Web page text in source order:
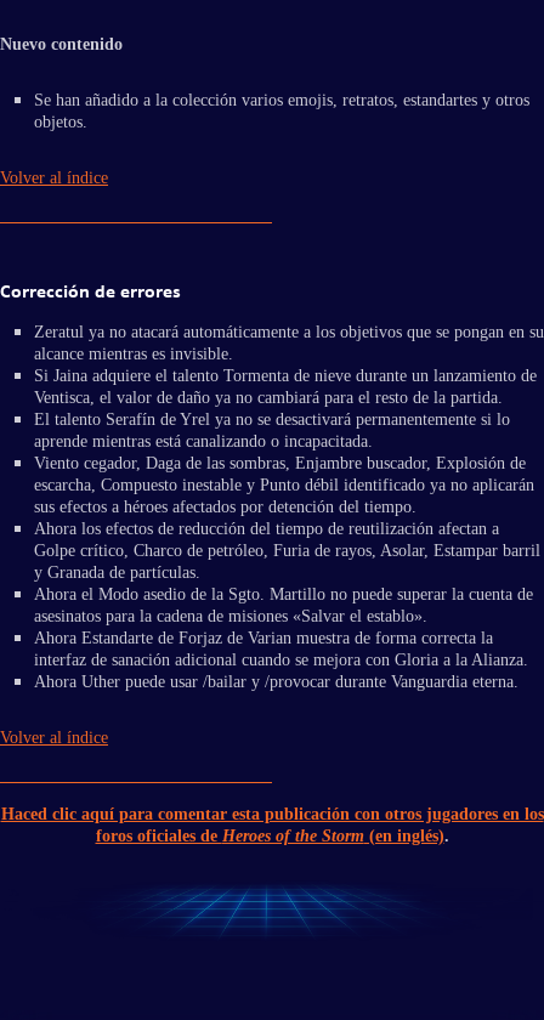
Nuevo contenido
Se han añadido a la colección varios emojis, retratos, estandartes y otros
objetos.
Volver al índice
Corrección de errores
Zeratul ya no atacará automáticamente a los objetivos que se pongan en su
alcance mientras es invisible.
Si Jaina adquiere el talento Tormenta de nieve durante un lanzamiento de
Ventisca, el valor de daño ya no cambiará para el resto de la partida.
El talento Serafín de Yrel ya no se desactivará permanentemente si lo
aprende mientras está canalizando o incapacitada.
Viento cegador, Daga de las sombras, Enjambre buscador, Explosión de
escarcha, Compuesto inestable y Punto débil identificado ya no aplicarán
sus efectos a héroes afectados por detención del tiempo.
Ahora los efectos de reducción del tiempo de reutilización afectan a
Golpe crítico, Charco de petróleo, Furia de rayos, Asolar, Estampar barril
y Granada de partículas.
Ahora el Modo asedio de la Sgto. Martillo no puede superar la cuenta de
asesinatos para la cadena de misiones «Salvar el establo».
Ahora Estandarte de Forjaz de Varian muestra de forma correcta la
interfaz de sanación adicional cuando se mejora con Gloria a la Alianza.
Ahora Uther puede usar /bailar y /provocar durante Vanguardia eterna.
Volver al índice
Haced clic aquí para comentar esta publicación con otros jugadores en los
foros oficiales de Heroes of the Storm(en inglés).